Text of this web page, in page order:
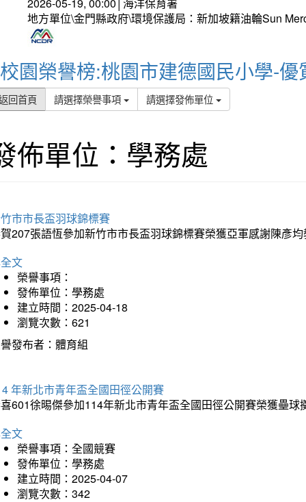
地方單位\金門縣政府\環境保護局：新加坡籍油輪Sun
校園榮譽榜:桃園市建德國民小學-優
回首頁 請選擇榮譽事項 請選擇發佈單位
佈單位：學務處
市市長盃羽球錦標賽
207張語恆參加新竹市市長盃羽球錦標賽榮獲亞軍感謝陳彥
文
榮譽事項：
發佈單位：學務處
建立時間：2025-04-18
瀏覽次數：621
發布者：體育組
年新北市青年盃全國田徑公開賽
601徐晹傑參加114年新北市青年盃全國田徑公開賽榮獲壘
文
榮譽事項：全國競賽
發佈單位：學務處
建立時間：2025-04-07
瀏覽次數：342